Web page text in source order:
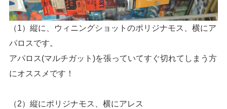
（1）縦に、ウィニングショットのポリジナモス、横にア
パロスです。
アパロス(マルチガット)を張っていてすぐ切れてしまう方
にオススメです！
（2）縦にポリジナモス、横にアレス